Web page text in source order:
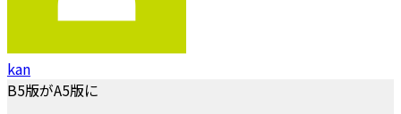
kan
B5版がA5版に